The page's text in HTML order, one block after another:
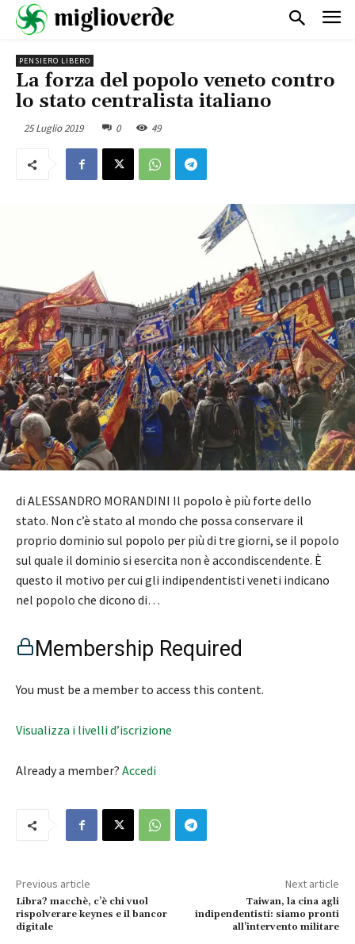
PENSIERO LIBERO
La forza del popolo veneto contro
lo stato centralista italiano
25 Luglio 2019 0 49
di ALESSANDRO MORANDINI Il popolo è più forte dello
stato. Non c’è stato al mondo che possa conservare il
proprio dominio sul popolo per più di tre giorni, se il popolo
sul quale il dominio si esercita non è accondiscendente. È
questo il motivo per cui gli indipendentisti veneti indicano
nel popolo che dicono di…
Membership Required
You must be a member to access this content.
Visualizza i livelli d’iscrizione
Already a member? Accedi
Previous article
Libra? macchè, c’è chi vuol
rispolverare keynes e il bancor
digitale
Next article
Taiwan, la cina agli
indipendentisti: siamo pronti
all’intervento militare